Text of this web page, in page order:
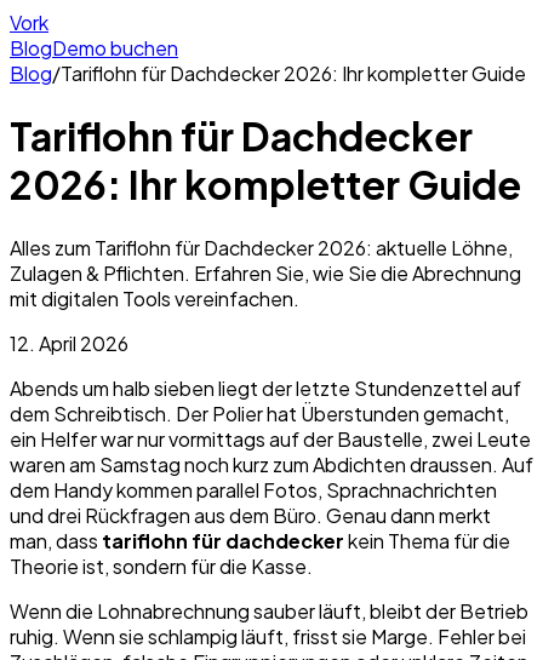
Vork
BlogDemo buchen
Blog/Tariflohn für Dachdecker 2026: Ihr kompletter Guide
Tariflohn für Dachdecker
2026: Ihr kompletter Guide
Alles zum Tariflohn für Dachdecker 2026: aktuelle Löhne,
Zulagen & Pflichten. Erfahren Sie, wie Sie die Abrechnung
mit digitalen Tools vereinfachen.
12. April 2026
Abends um halb sieben liegt der letzte Stundenzettel auf
dem Schreibtisch. Der Polier hat Überstunden gemacht,
ein Helfer war nur vormittags auf der Baustelle, zwei Leute
waren am Samstag noch kurz zum Abdichten draussen. Auf
dem Handy kommen parallel Fotos, Sprachnachrichten
und drei Rückfragen aus dem Büro. Genau dann merkt
man, dass tariflohn für dachdeckerkein Thema für die
Theorie ist, sondern für die Kasse.
Wenn die Lohnabrechnung sauber läuft, bleibt der Betrieb
ruhig. Wenn sie schlampig läuft, frisst sie Marge. Fehler bei